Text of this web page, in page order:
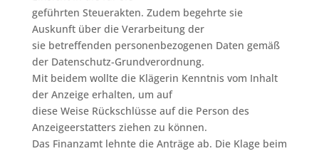
geführten Steuerakten. Zudem begehrte sie
Auskunft über die Verarbeitung der
sie betreffenden personenbezogenen Daten gemäß
der Datenschutz-Grundverordnung.
Mit beidem wollte die Klägerin Kenntnis vom Inhalt
der Anzeige erhalten, um auf
diese Weise Rückschlüsse auf die Person des
Anzeigeerstatters ziehen zu können.
Das Finanzamt lehnte die Anträge ab. Die Klage beim